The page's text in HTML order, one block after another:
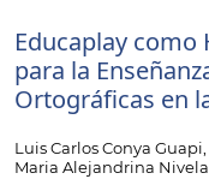
Educaplay
para la
Ortográficas en
Luis Carlos Conya
Maria Alejandrina